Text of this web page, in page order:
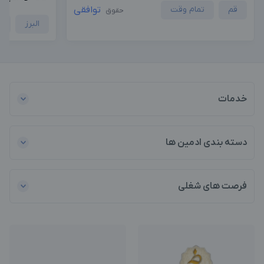
قم تمام وقت حقوق توافقی
البرز
خدمات
دسته بندی ادمین ها
فرصت های شغلی